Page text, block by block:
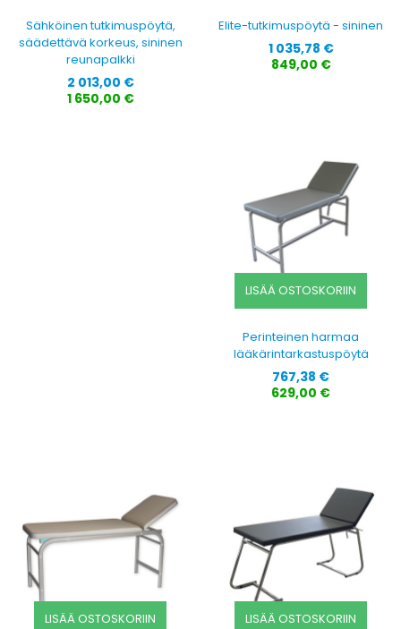
Sähköinen tutkimuspöytä,
säädettävä korkeus, sininen
reunapalkki
Hinta
2 013,00 €
1 650,00 €
Elite-tutkimuspöytä - sininen
Hinta
1 035,78 €
849,00 €
LISÄÄ OSTOSKORIIN
Perinteinen harmaa
lääkärintarkastuspöytä
Hinta
767,38 €
629,00 €
LISÄÄ OSTOSKORIIN LISÄÄ OSTOSKORIIN